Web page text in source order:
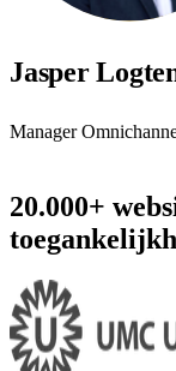
Jasper
Manager
20.000+